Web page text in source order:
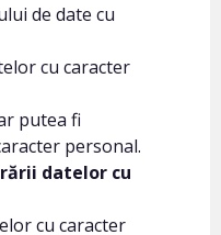
de date cu
cu caracter
putea fi
personal.
datelor cu
cu caracter